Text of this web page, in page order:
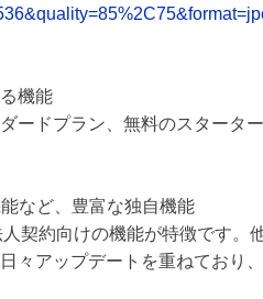
機能
ードプラン、無料のスタータ
など、豊富な独自機能
契約向けの機能が特徴です。
々アップデートを重ねており